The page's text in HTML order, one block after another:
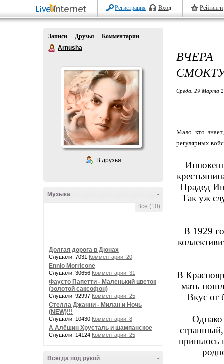
Регистрация Вход Рейтинги
Записи Друзья
Комментарии
Arnusha
В друзья
-
Музыка
Все (10)
Долгая дорога в Дюнах
Слушали: 7031 Комментарии: 20
Ennio Morricone
Слушали: 30656 Комментарии: 31
Фаусто Папетти - Маленький цветок
(золотой саксофон)
Слушали: 92997 Комментарии: 25
Стелла Джанни - Милан и Ночь
(NEW)!!!
Слушали: 10430 Комментарии: 8
А Алёшин Хрусталь и шампанское
Слушали: 14124 Комментарии: 25
-
Всегда под рукой
Среда, 29 Марта
Мало кто
регулярных
Прадед
Так уж
В 1929
В
мать
Вкус от
Однако
страшный,
пришлось